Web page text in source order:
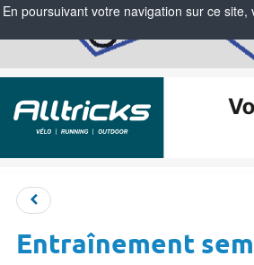
Entraînement
En poursuivant votre navigation sur ce